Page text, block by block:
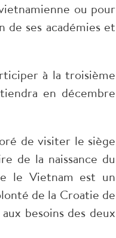
ou pour
de ses académies et
à la troisième
en décembre
de visiter le siège
de la naissance du
le Vietnam est un
de la Croatie de
besoins des deux